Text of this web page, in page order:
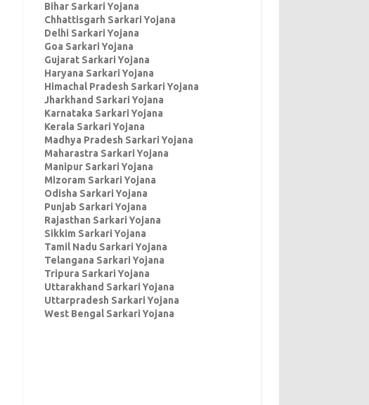
Bihar Sarkari Yojana
Chhattisgarh Sarkari Yojana
Delhi Sarkari Yojana
Goa Sarkari Yojana
Gujarat Sarkari Yojana
Haryana Sarkari Yojana
Himachal Pradesh Sarkari Yojana
Jharkhand Sarkari Yojana
Karnataka Sarkari Yojana
Kerala Sarkari Yojana
Madhya Pradesh Sarkari Yojana
Maharastra Sarkari Yojana
Manipur Sarkari Yojana
Mizoram Sarkari Yojana
Odisha Sarkari Yojana
Punjab Sarkari Yojana
Rajasthan Sarkari Yojana
Sikkim Sarkari Yojana
Tamil Nadu Sarkari Yojana
Telangana Sarkari Yojana
Tripura Sarkari Yojana
Uttarakhand Sarkari Yojana
Uttarpradesh Sarkari Yojana
West Bengal Sarkari Yojana